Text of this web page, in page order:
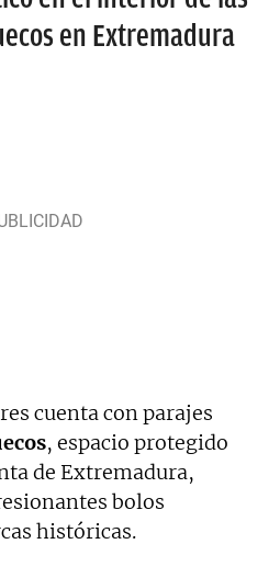
en Extremadura
cuenta con parajes
, espacio protegido
de Extremadura,
bolos
históricas.